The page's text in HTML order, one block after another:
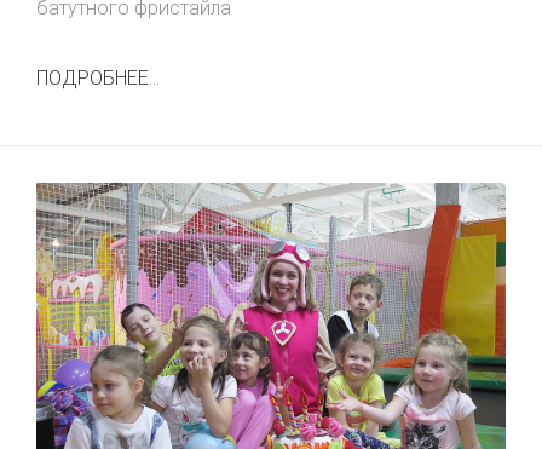
батутного фристайла
ПОДРОБНЕЕ...